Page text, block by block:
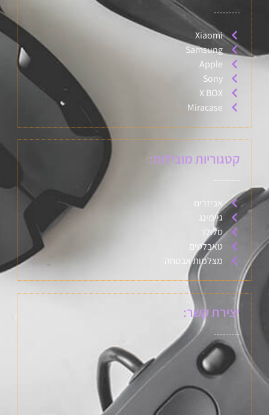
Xiaomi
Samsung
Apple
Sony
X BOX
Miracase
קטגוריות מובילות:
אביזרים
גיימינג
סלולר
טאבלטים
מצלמות אבטחה
יצירת קשר: